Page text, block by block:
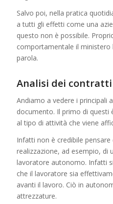
Salvo poi, nella pratica
a tutti gli effetti come una
questo non è possibile.
comportamentale il
parola.
Analisi dei
Andiamo a vedere i principali
documento. Il primo di questi
al tipo di attività che viene
Infatti non è credibile
realizzazione, ad esempio, di
lavoratore autonomo. Infatti
che il lavoratore sia
avanti il lavoro. Ciò in
attrezzature.